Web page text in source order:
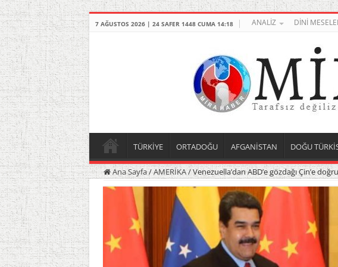
7 AĞUSTOS 2026 | 24 SAFER 1448 CUMA 14:18 ANALİZ DİNİ
TÜRKİYE ORTADOĞU AFGANİSTAN DOĞU
Ana Sayfa/AMERİKA/Venezuella’dan ABD’e gözdağı Çin’e